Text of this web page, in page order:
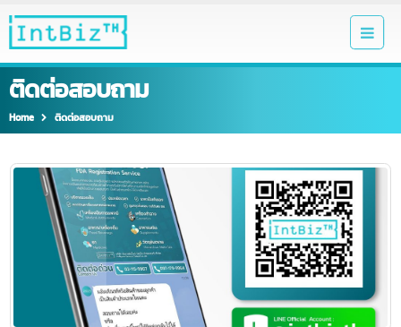
ติดต่อสอบถาม
Home ติดต่อสอบถาม